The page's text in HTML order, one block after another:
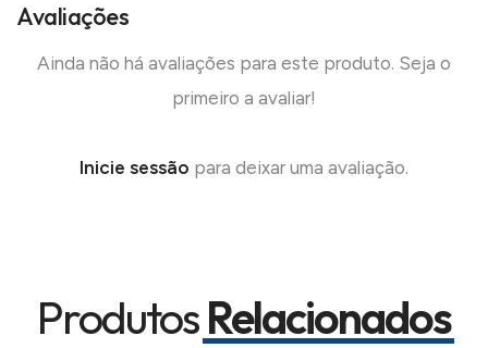
Avaliações
Ainda não há avaliações para este produto. Seja o
primeiro a avaliar!
Inicie sessão para deixar uma avaliação.
ProdutosRelacionados